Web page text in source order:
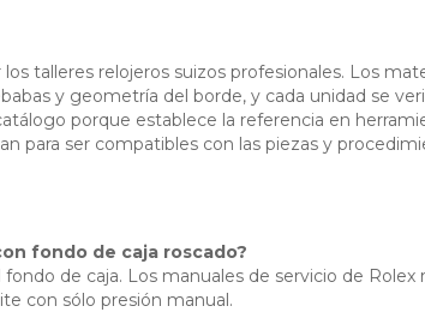
talleres relojeros suizos profesionales. Los
y geometría del borde, y cada unidad se
porque establece la referencia en
para ser compatibles con las piezas y
fondo de caja roscado?
de caja. Los manuales de servicio de
con sólo presión manual.